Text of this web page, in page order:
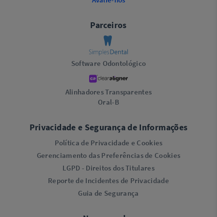
Parceiros
Software Odontológico
Alinhadores Transparentes
Oral-B
Privacidade e Segurança de Informações
Política de Privacidade e Cookies
Gerenciamento das Preferências de Cookies
LGPD - Direitos dos Titulares
Reporte de Incidentes de Privacidade
Guia de Segurança